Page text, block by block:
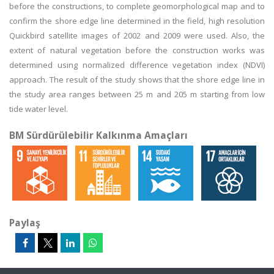
before the constructions, to complete geomorphological map and to
confirm the shore edge line determined in the field, high resolution
Quickbird satellite images of 2002 and 2009 were used. Also, the
extent of natural vegetation before the construction works was
determined using normalized difference vegetation index (NDVI)
approach. The result of the study shows that the shore edge line in
the study area ranges between 25 m and 205 m starting from low
tide water level.
BM Sürdürülebilir Kalkınma Amaçları
Paylaş